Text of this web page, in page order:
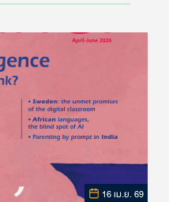
16 เม.ย. 69